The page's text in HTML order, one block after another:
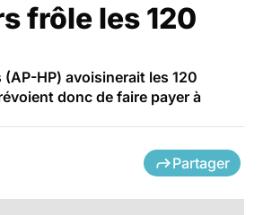
frôle les 120
HP) avoisinerait les 120
donc de faire payer à
Partager